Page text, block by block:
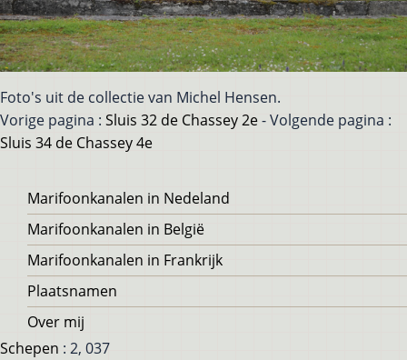
Foto's uit de collectie van Michel Hensen.
Vorige pagina : Sluis 32 de Chassey 2e- Volgende pagina :
Sluis 34 de Chassey 4e
Voet
Marifoonkanalen in Nedeland
Marifoonkanalen in België
Marifoonkanalen in Frankrijk
Plaatsnamen
Over mij
Schepen : 2, 037